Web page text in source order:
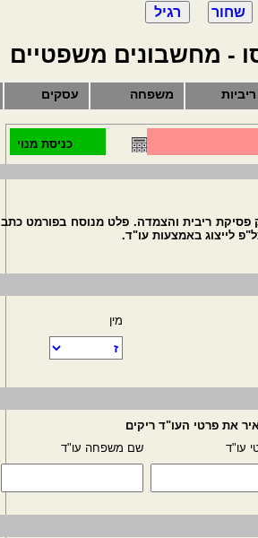
- מחשבונים משפטיים
ריביות משפחה עסקים
כניסת מנוי
פסיקת ריבית והצמדה. פלט מנוסח בפורמט כתב
לייצוג באמצעות עו"ד.
מין
את פרטי העו"ד ריקים
עו"ד שם משפחה עו"ד